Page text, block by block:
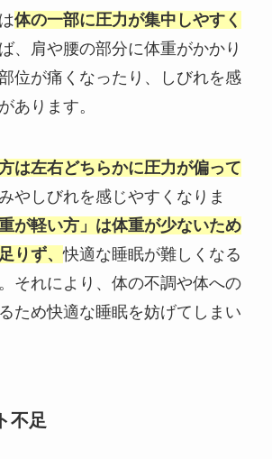
体の一部に圧力が集中しやすく
、肩や腰の部分に体重がかかり
位が痛くなったり、しびれを感
あります。
は左右どちらかに圧力が偏って
やしびれを感じやすくなりま
重が軽い方」は体重が少ないため
りず、快適な睡眠が難しくなる
それにより、体の不調や体への
ため快適な睡眠を妨げてしまい
不足